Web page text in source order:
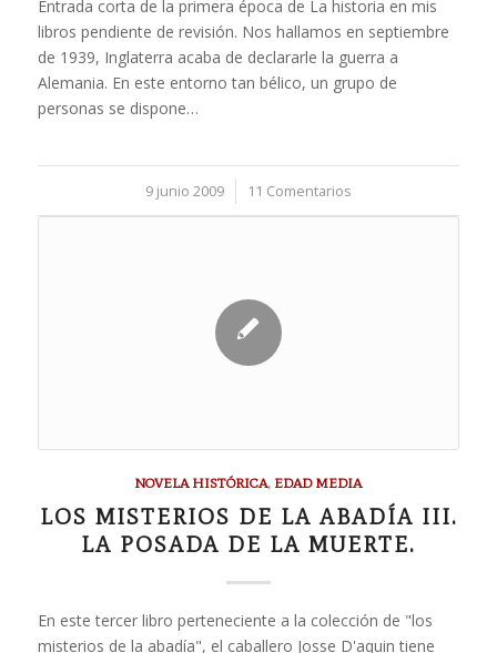
Entrada corta de la primera época de La historia en mis
libros pendiente de revisión. Nos hallamos en septiembre
de 1939, Inglaterra acaba de declararle la guerra a
Alemania. En este entorno tan bélico, un grupo de
personas se dispone…
9 junio 2009
/ 11 Comentarios
NOVELA HISTÓRICA, EDAD MEDIA
LOS MISTERIOS DE LA ABADÍA III.
LA POSADA DE LA MUERTE.
En este tercer libro perteneciente a la colección de "los
misterios de la abadía", el caballero Josse D'aquin tiene